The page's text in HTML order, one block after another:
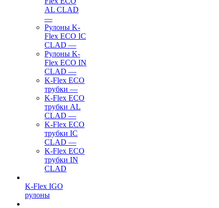
AL CLAD
—
Рулоны K-
Flex ECO IC
CLAD —
Рулоны K-
Flex ECO IN
CLAD —
K-Flex ECO
трубки —
K-Flex ECO
трубки AL
CLAD —
K-Flex ECO
трубки IC
CLAD —
K-Flex ECO
трубки IN
CLAD
K-Flex IGO
рулоны